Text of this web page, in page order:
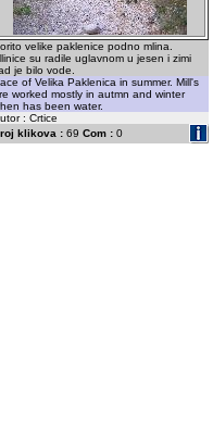
velike paklenice podno mlina.
su radile uglavnom u jesen i zimi
je bilo vode.
of Velika Paklenica in summer. Mill's
worked mostly in autmn and winter
has been water.
: Crtice
klikova :69 Com :0